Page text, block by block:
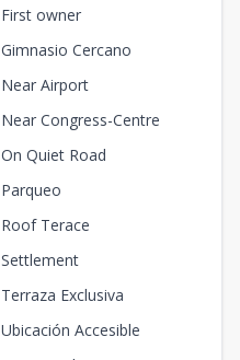
First owner
Gimnasio Cercano
Near Airport
Near Congress-Centre
On Quiet Road
Parqueo
Roof Terace
Settlement
Terraza Exclusiva
Ubicación Accesible